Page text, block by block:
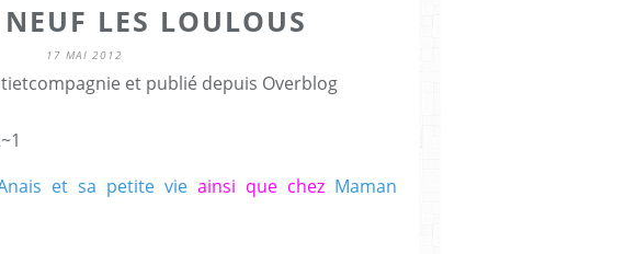
LES LOULOUS
17 MAI 2012
et publié depuis Overblog
et sa petite vie ainsi que chez Maman